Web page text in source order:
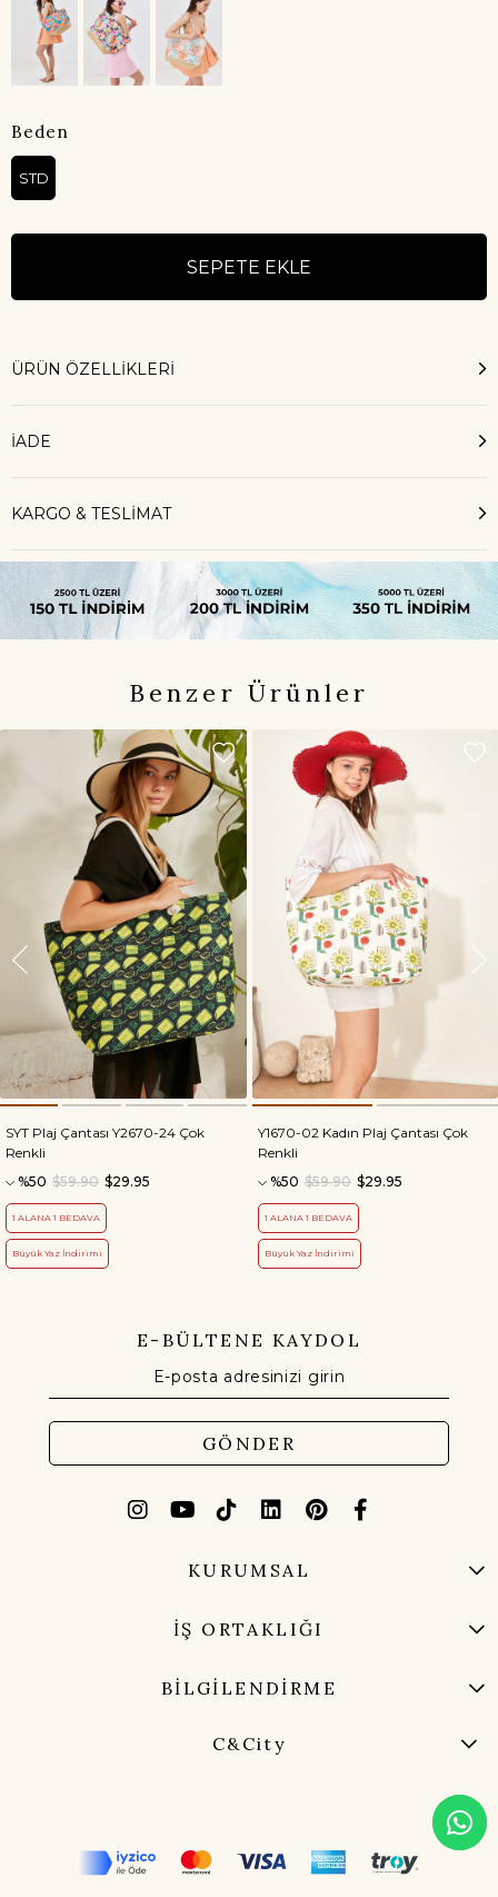
Beden
STD
ÜRÜN ÖZELLIKLERI
İADE
KARGO & TESLİMAT
Benzer Ürünler
SYT Plaj Çantası Y2670-24 Çok
Renkli
%50
$29.95
$59.90
1 ALANA 1 BEDAVA
Büyük Yaz İndirimi
Y1670-02 Kadın Plaj Çantası Çok
Renkli
%50
$29.95
$59.90
1 ALANA 1 BEDAVA
Büyük Yaz İndirimi
E-BÜLTENE KAYDOL
GÖNDER
KURUMSAL
İŞ ORTAKLIĞI
BİLGİLENDİRME
C&City